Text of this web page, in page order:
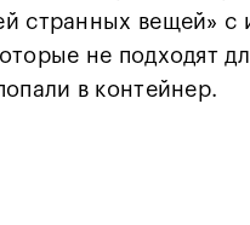
странных вещей» с
не подходят
в контейнер.